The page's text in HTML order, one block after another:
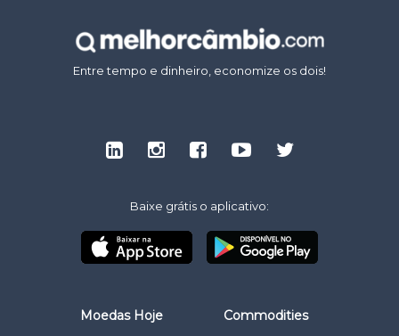
Entre tempo e dinheiro, economize os dois!
Baixe grátis o aplicativo:
Moedas Hoje Commodities